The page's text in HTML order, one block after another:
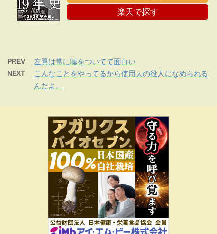
楽天で探す
PREV 左翼は常に嘘をついてて面白い
NEXT
こんなことをやってるから使用人の役人になめられる
んだよ。